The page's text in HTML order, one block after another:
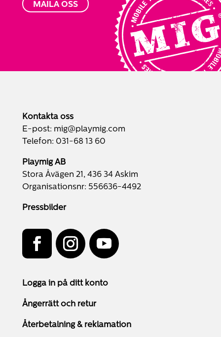
MAILA OSS
Kontakta oss
E-post: mig@playmig.com
Telefon: 031-68 13 60
Playmig AB
Stora Åvägen 21, 436 34 Askim
Organisationsnr: 556636-4492
Pressbilder
Logga in på ditt konto
Ångerrätt och retur
Återbetalning & reklamation